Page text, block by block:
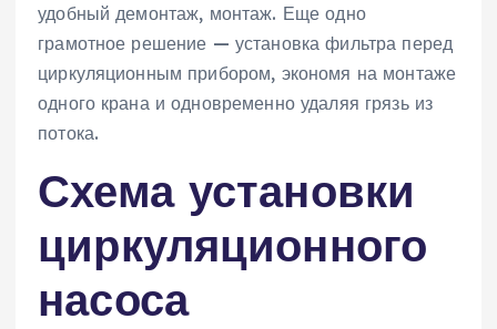
удобный демонтаж, монтаж. Еще одно
грамотное решение — установка фильтра перед
циркуляционным прибором, экономя на монтаже
одного крана и одновременно удаляя грязь из
потока.
Схема установки
циркуляционного
насоса